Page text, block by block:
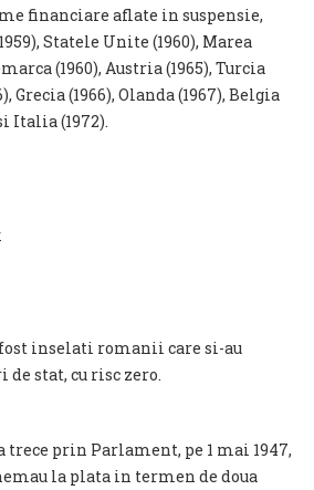
financiare aflate in suspensie,
Statele Unite (1960), Marea
(1960), Austria (1965), Turcia
Grecia (1966), Olanda (1967), Belgia
Italia (1972).
inselati romanii care si-au
stat, cu risc zero.
trece prin Parlament, pe 1 mai 1947,
la plata in termen de doua